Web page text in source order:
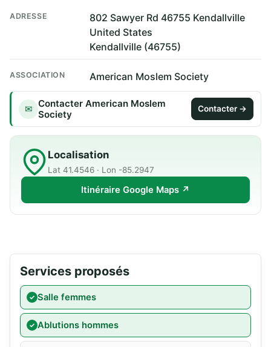
ADRESSE
802 Sawyer Rd 46755 Kendallville
United States
Kendallville (46755)
ASSOCIATION American Moslem Society
✉ Contacter American Moslem
Society
Contacter →
Localisation
Lat 41.4546 · Lon -85.2947
Itinéraire Google Maps ↗
Services proposés
Salle femmes
Ablutions hommes